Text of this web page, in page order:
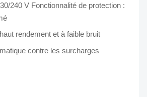
240 V Fonctionnalité de protection :
rendement et à faible bruit
contre les surcharges